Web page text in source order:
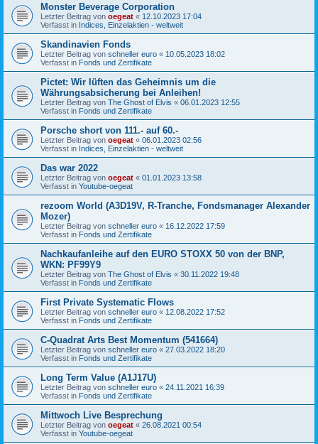
Monster Beverage Corporation
Letzter Beitrag von oegeat « 12.10.2023 17:04
Verfasst in Indices, Einzelaktien - weltweit
Skandinavien Fonds
Letzter Beitrag von schneller euro « 10.05.2023 18:02
Verfasst in Fonds und Zertifikate
Pictet: Wir lüften das Geheimnis um die
Währungsabsicherung bei Anleihen!
Letzter Beitrag von The Ghost of Elvis « 06.01.2023 12:55
Verfasst in Fonds und Zertifikate
Porsche short von 111.- auf 60.-
Letzter Beitrag von oegeat « 06.01.2023 02:56
Verfasst in Indices, Einzelaktien - weltweit
Das war 2022
Letzter Beitrag von oegeat « 01.01.2023 13:58
Verfasst in Youtube-oegeat
rezoom World (A3D19V, R-Tranche, Fondsmanager Alexander
Mozer)
Letzter Beitrag von schneller euro « 16.12.2022 17:59
Verfasst in Fonds und Zertifikate
Nachkaufanleihe auf den EURO STOXX 50 von der BNP,
WKN: PF99Y9
Letzter Beitrag von The Ghost of Elvis « 30.11.2022 19:48
Verfasst in Fonds und Zertifikate
First Private Systematic Flows
Letzter Beitrag von schneller euro « 12.08.2022 17:52
Verfasst in Fonds und Zertifikate
C-Quadrat Arts Best Momentum (541664)
Letzter Beitrag von schneller euro « 27.03.2022 18:20
Verfasst in Fonds und Zertifikate
Long Term Value (A1J17U)
Letzter Beitrag von schneller euro « 24.11.2021 16:39
Verfasst in Fonds und Zertifikate
Mittwoch Live Besprechung
Letzter Beitrag von oegeat « 26.08.2021 00:54
Verfasst in Youtube-oegeat